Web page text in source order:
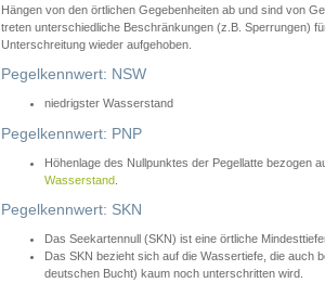
Hängen von den örtlichen Gegebenheiten ab und sind von
treten unterschiedliche Beschränkungen (z.B. Sperrungen)
Unterschreitung wieder aufgehoben.
Pegelkennwert: NSW
niedrigster Wasserstand
Pegelkennwert: PNP
Höhenlage des Nullpunktes der Pegellatte bezogen
Wasserstand
Pegelkennwert: SKN
Das Seekartennull (SKN) ist eine örtliche
Das SKN bezieht sich auf die Wassertiefe, die auch
deutschen Bucht) kaum noch unterschritten wird.